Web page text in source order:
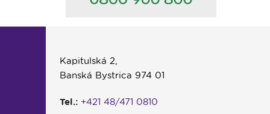
Kapitulská 2,
Banská Bystrica 974 01
Tel.: +421 48/471 0810